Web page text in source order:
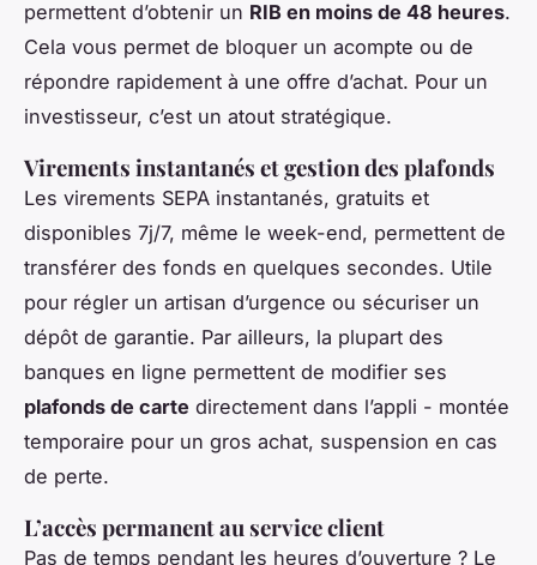
permettent d’obtenir un RIB en moins de 48 heures.
Cela vous permet de bloquer un acompte ou de
répondre rapidement à une offre d’achat. Pour un
investisseur, c’est un atout stratégique.
Virements instantanés et gestion des plafonds
Les virements SEPA instantanés, gratuits et
disponibles 7j/7, même le week-end, permettent de
transférer des fonds en quelques secondes. Utile
pour régler un artisan d’urgence ou sécuriser un
dépôt de garantie. Par ailleurs, la plupart des
banques en ligne permettent de modifier ses
plafonds de carte directement dans l’appli - montée
temporaire pour un gros achat, suspension en cas
de perte.
L’accès permanent au service client
Pas de temps pendant les heures d’ouverture ? Le